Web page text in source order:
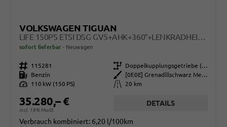
VOLKSWAGEN TIGUAN
LIFE 150PS ETSI DSG GV5+AHK+360°+LENKRADHEIZ+IQ.DRIVE+ACC+APP+EHECK+LED
sofort lieferbar Neuwagen
Fahrzeugnr. 115281 Getriebe
Doppelkupplungsgetriebe (DSG)
Kraftstoff
Benzin Außenfarbe
[0E0E] Grenadillschwarz Metallic
Leistung
110 kW (150 PS) Kilometerstand 20 km
35.280,– €
incl. 19% MwSt.
DETAILS
Verbrauch kombiniert: 6,20 l/100km